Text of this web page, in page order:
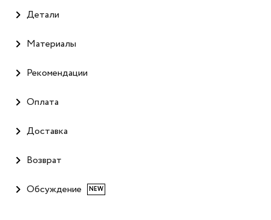
Детали
Материалы
Рекомендации
Оплата
Доставка
Возврат
Обсуждение NEW